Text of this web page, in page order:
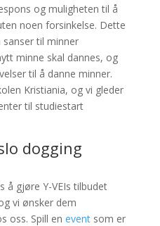
og muligheten til å
noen forsinkelse. Dette
sanser til minner
minne skal dannes, og
til å danne minner.
Kristiania, og vi gleder
til studiestart
dogging
å gjøre Y-VEIs tilbudet
vi ønsker dem
oss. Spill en eventsom er